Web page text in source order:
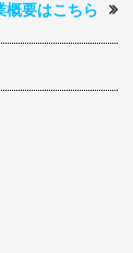
概要はこちら